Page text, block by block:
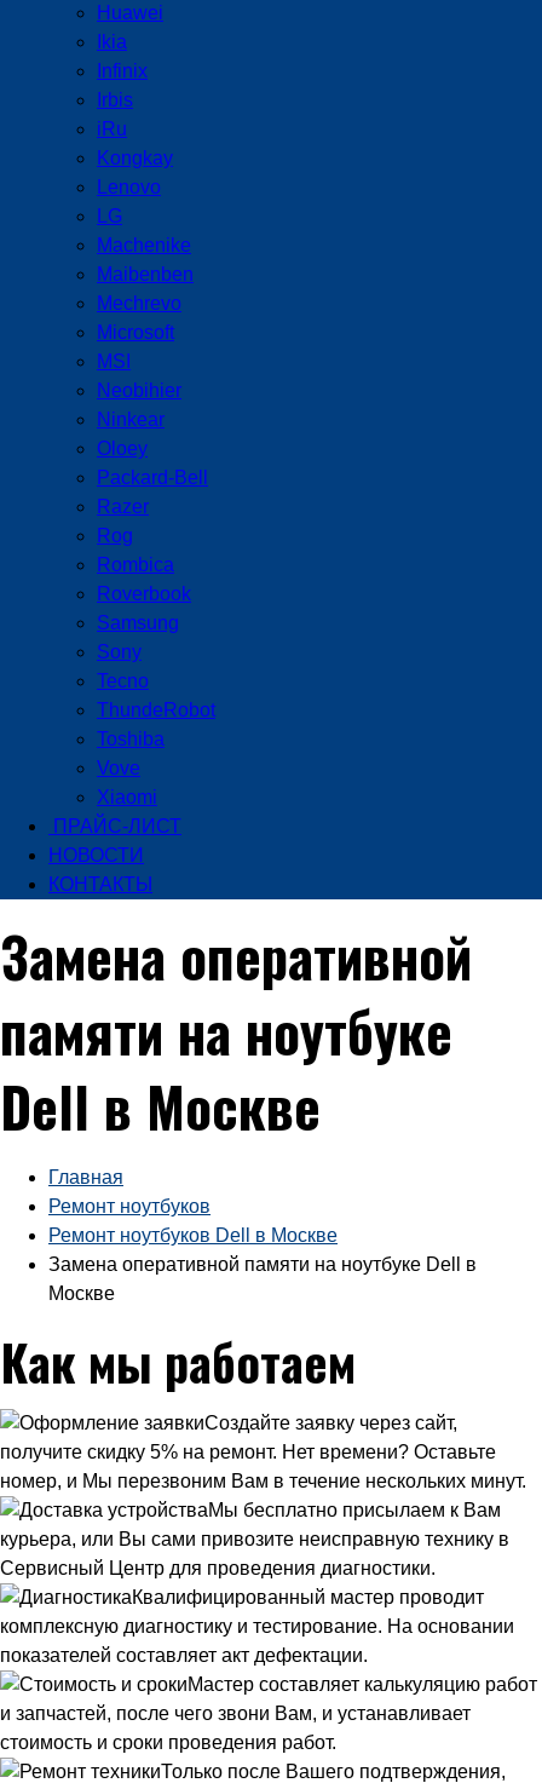
Huawei
Ikia
Infinix
Irbis
iRu
Kongkay
Lenovo
LG
Machenike
Maibenben
Mechrevo
Microsoft
MSI
Neobihier
Ninkear
Oloey
Packard-Bell
Razer
Rog
Rombica
Roverbook
Samsung
Sony
Tecno
ThundeRobot
Toshiba
Vove
Xiaomi
ПРАЙС-ЛИСТ
НОВОСТИ
КОНТАКТЫ
Замена оперативной
памяти на ноутбуке
Dell в Москве
Главная
Ремонт ноутбуков
Ремонт ноутбуков Dell в Москве
Замена оперативной памяти на ноутбуке Dell в
Москве
Как мы работаем
Создайте заявку через сайт,
получите скидку 5% на ремонт. Нет времени? Оставьте
номер, и Мы перезвоним Вам в течение нескольких минут.
Мы бесплатно присылаем к Вам
курьера, или Вы сами привозите неисправную технику в
Сервисный Центр для проведения диагностики.
Квалифицированный мастер проводит
комплексную диагностику и тестирование. На основании
показателей составляет акт дефектации.
Мастер составляет калькуляцию работ
и запчастей, после чего звони Вам, и устанавливает
стоимость и сроки проведения работ.
Только после Вашего подтверждения,